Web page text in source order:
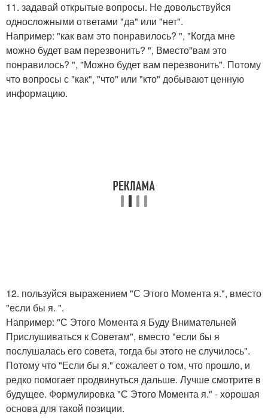
11. задавай открытые вопросы. Не довольствуйся
односложными ответами "да" или "нет".
Например: "как вам это понравилось? ", "Когда мне
можно будет вам перезвонить? ", Вместо"вам это
понравилось? ", "Можно будет вам перезвонить". Потому
что вопросы с "как", "что" или "кто" добывают ценную
информацию.
12. пользуйся выражением "С Этого Момента я.", вместо
"если бы я. ".
Например: "С Этого Момента я Буду Внимательней
Прислушиваться к Советам", вместо "если бы я
послушалась его совета, тогда бы этого не случилось".
Потому что "Если бы я." сожалеет о том, что прошло, и
редко помогает продвинуться дальше. Лучше смотрите в
будущее. Формулировка "С Этого Момента я." - хорошая
основа для такой позиции.